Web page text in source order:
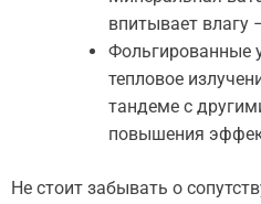
впитывает влагу
Фольгированные
тепловое
тандеме с
повышения
Не стоит забывать о